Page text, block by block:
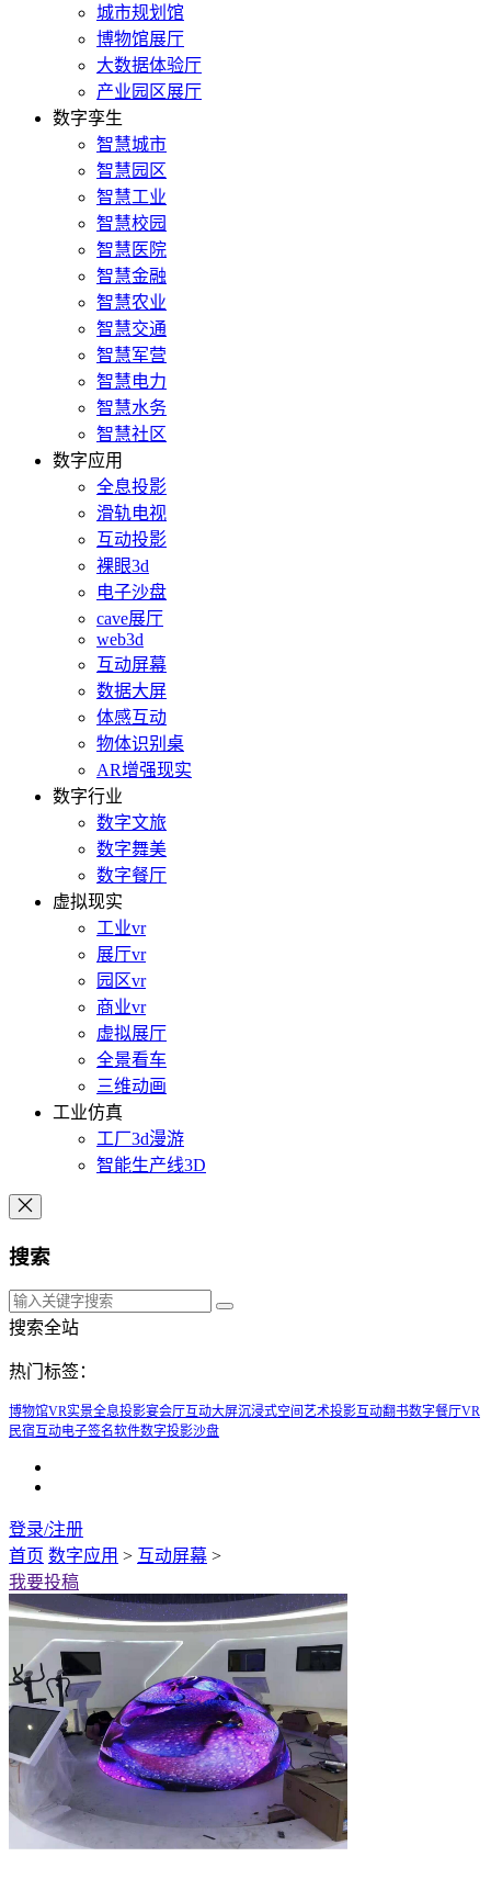
城市规划馆
博物馆展厅
大数据体验厅
产业园区展厅
数字孪生
智慧城市
智慧园区
智慧工业
智慧校园
智慧医院
智慧金融
智慧农业
智慧交通
智慧军营
智慧电力
智慧水务
智慧社区
数字应用
全息投影
滑轨电视
互动投影
裸眼3d
电子沙盘
cave展厅
web3d
互动屏幕
数据大屏
体感互动
物体识别桌
AR增强现实
数字行业
数字文旅
数字舞美
数字餐厅
虚拟现实
工业vr
展厅vr
园区vr
商业vr
虚拟展厅
全景看车
三维动画
工业仿真
工厂3d漫游
智能生产线3D
搜索
搜索全站
热门标签：
博物馆VR实景全息投影宴会厅互动大屏沉浸式空间艺术投影互动翻书数字餐厅VR
民宿互动电子签名软件数字投影沙盘
登录/注册
首页 数字应用 > 互动屏幕 >
我要投稿